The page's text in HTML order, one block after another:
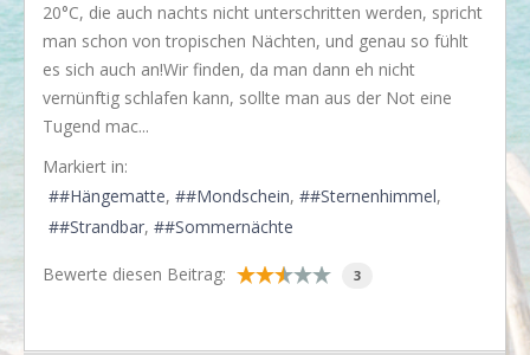
Events
Lässige Möbel
Must have
Styling
Kramkiste
KONTAKT
20°C, die auch nachts nicht unterschritten werden, spricht
man schon von tropischen Nächten, und genau so fühlt
es sich auch an!Wir finden, da man dann eh nicht
vernünftig schlafen kann, sollte man aus der Not eine
Tugend mac...
Markiert in:
#Hängematte
#Mondschein
#Sternenhimmel
#Strandbar
#Sommernächte
Bewerte diesen Beitrag: 3